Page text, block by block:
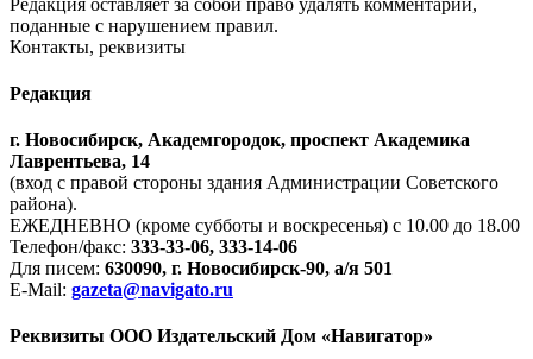
поданные с нарушением правил.
Контакты, реквизиты
Редакция
г. Новосибирск, Академгородок, проспект Академика
Лаврентьева, 14
(вход с правой стороны здания Администрации Советского
района).
ЕЖЕДНЕВНО (кроме субботы и воскресенья) с 10.00 до 18.00
Телефон/факс: 333-33-06, 333-14-06
Для писем: 630090, г. Новосибирск-90, а/я 501
E-Mail: gazeta@navigato.ru
Реквизиты ООО Издательский Дом «Навигатор»